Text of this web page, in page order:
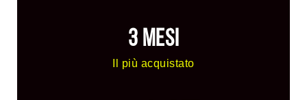
3 MESI
Il più acquistato